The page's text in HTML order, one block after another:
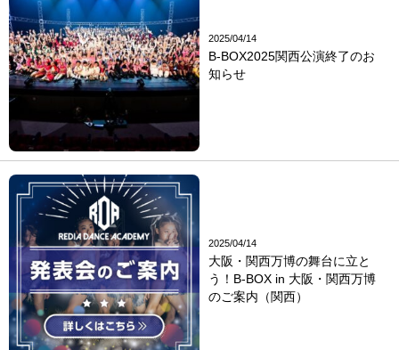
2025/04/14
B-BOX2025関西公演終了のお
知らせ
2025/04/14
大阪・関西万博の舞台に立と
う！B-BOX in 大阪・関西万博
のご案内（関西）